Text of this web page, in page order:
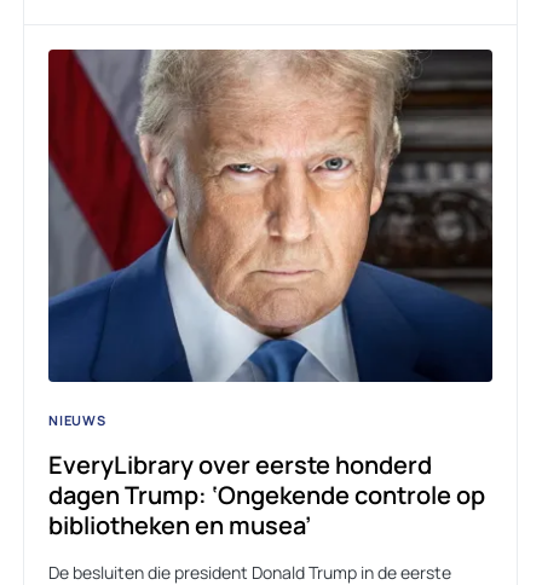
NIEUWS
EveryLibrary over eerste honderd
dagen Trump: ‘Ongekende controle op
bibliotheken en musea’
De besluiten die president Donald Trump in de eerste